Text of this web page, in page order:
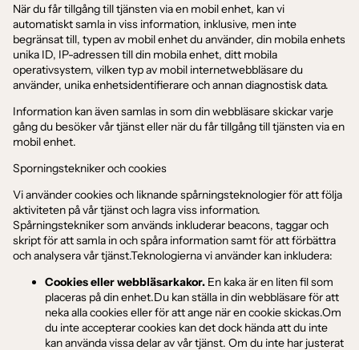
När du får tillgång till tjänsten via en mobil enhet, kan vi
automatiskt samla in viss information, inklusive, men inte
begränsat till, typen av mobil enhet du använder, din mobila enhets
unika ID, IP-adressen till din mobila enhet, ditt mobila
operativsystem, vilken typ av mobil internetwebbläsare du
använder, unika enhetsidentifierare och annan diagnostisk data.
Information kan även samlas in som din webbläsare skickar varje
gång du besöker vår tjänst eller när du får tillgång till tjänsten via en
mobil enhet.
Sporningstekniker och cookies
Vi använder cookies och liknande spårningsteknologier för att följa
aktiviteten på vår tjänst och lagra viss information.
Spårningstekniker som används inkluderar beacons, taggar och
skript för att samla in och spåra information samt för att förbättra
och analysera vår tjänst.Teknologierna vi använder kan inkludera:
Cookies eller webbläsarkakor. En kaka är en liten fil som
placeras på din enhet.Du kan ställa in din webbläsare för att
neka alla cookies eller för att ange när en cookie skickas.Om
du inte accepterar cookies kan det dock hända att du inte
kan använda vissa delar av vår tjänst. Om du inte har justerat